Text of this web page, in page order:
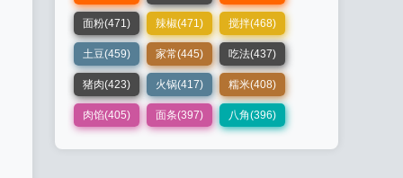
面粉(471) 辣椒(471) 搅拌(468)
土豆(459) 家常(445) 吃法(437)
猪肉(423) 火锅(417) 糯米(408)
肉馅(405) 面条(397) 八角(396)